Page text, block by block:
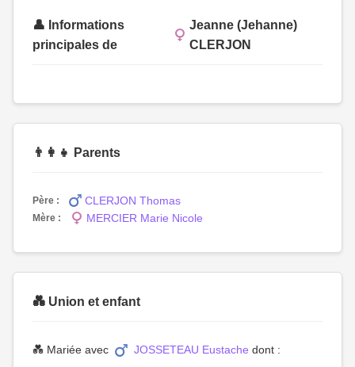
👤 Informations
principales de
Jeanne (Jehanne)
CLERJON
👨‍👩‍👧 Parents
Père : CLERJON Thomas
Mère : MERCIER Marie Nicole
💑 Union et enfant
💑 Mariée avec JOSSETEAU Eustache dont :